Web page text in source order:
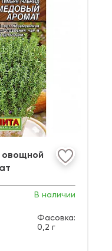
овощной
В наличии
Фасовка:
0,2 г